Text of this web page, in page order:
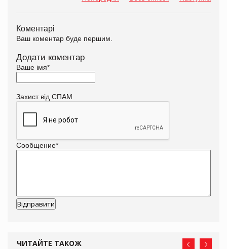
Коментарі
Ваш коментар буде першим.
Додати коментар
Ваше імя*
Захист від СПАМ
Сообщение*
ЧИТАЙТЕ ТАКОЖ